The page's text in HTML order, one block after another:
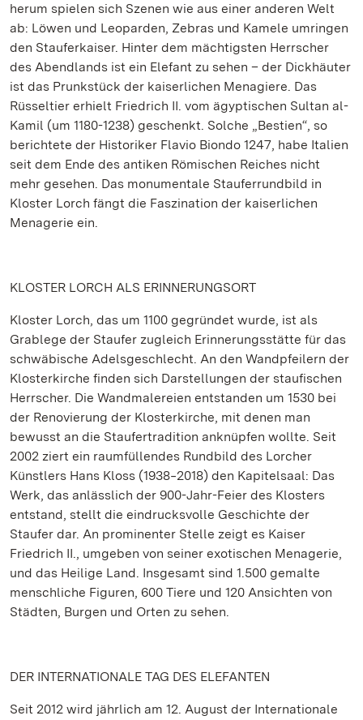
herum spielen sich Szenen wie aus einer anderen Welt
ab: Löwen und Leoparden, Zebras und Kamele umringen
den Stauferkaiser. Hinter dem mächtigsten Herrscher
des Abendlands ist ein Elefant zu sehen – der Dickhäuter
ist das Prunkstück der kaiserlichen Menagiere. Das
Rüsseltier erhielt Friedrich II. vom ägyptischen Sultan al-
Kamil (um 1180-1238) geschenkt. Solche „Bestien“, so
berichtete der Historiker Flavio Biondo 1247, habe Italien
seit dem Ende des antiken Römischen Reiches nicht
mehr gesehen. Das monumentale Stauferrundbild in
Kloster Lorch fängt die Faszination der kaiserlichen
Menagerie ein.
KLOSTER LORCH ALS ERINNERUNGSORT
Kloster Lorch, das um 1100 gegründet wurde, ist als
Grablege der Staufer zugleich Erinnerungsstätte für das
schwäbische Adelsgeschlecht. An den Wandpfeilern der
Klosterkirche finden sich Darstellungen der staufischen
Herrscher. Die Wandmalereien entstanden um 1530 bei
der Renovierung der Klosterkirche, mit denen man
bewusst an die Staufertradition anknüpfen wollte. Seit
2002 ziert ein raumfüllendes Rundbild des Lorcher
Künstlers Hans Kloss (1938‒2018) den Kapitelsaal: Das
Werk, das anlässlich der 900-Jahr-Feier des Klosters
entstand, stellt die eindrucksvolle Geschichte der
Staufer dar. An prominenter Stelle zeigt es Kaiser
Friedrich II., umgeben von seiner exotischen Menagerie,
und das Heilige Land. Insgesamt sind 1.500 gemalte
menschliche Figuren, 600 Tiere und 120 Ansichten von
Städten, Burgen und Orten zu sehen.
DER INTERNATIONALE TAG DES ELEFANTEN
Seit 2012 wird jährlich am 12. August der Internationale